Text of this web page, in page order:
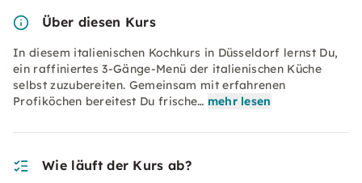
Über diesen Kurs
In diesem italienischen Kochkurs in Düsseldorf lernst Du,
ein raffiniertes 3-Gänge-Menü der italienischen Küche
selbst zuzubereiten. Gemeinsam mit erfahrenen
Profiköchen bereitest Du frische… mehr lesen
Wie läuft der Kurs ab?